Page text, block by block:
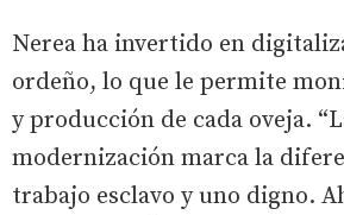
Nerea ha invertido en
ordeño, lo que le permite
y producción de cada oveja.
modernización marca la
trabajo esclavo y uno digno.